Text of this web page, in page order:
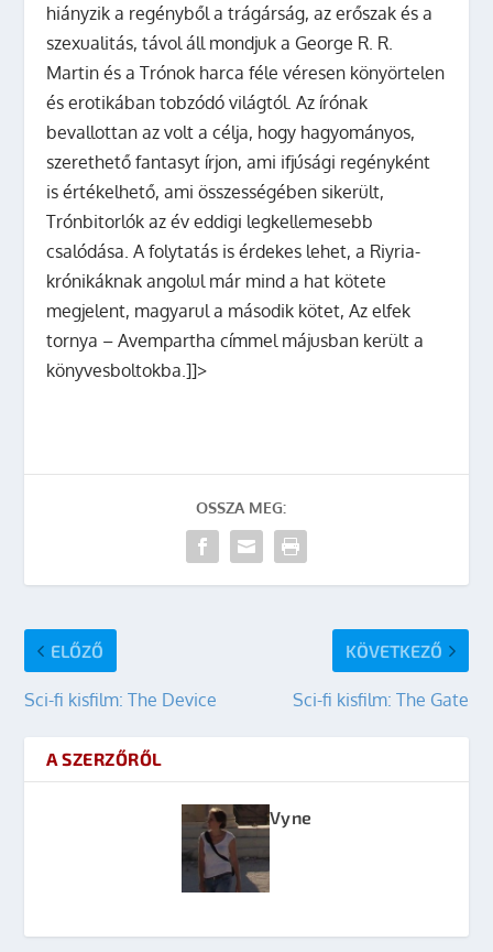
hiányzik a regényből a trágárság, az erőszak és a
szexualitás, távol áll mondjuk a George R. R.
Martin és a Trónok harca féle véresen könyörtelen
és erotikában tobzódó világtól. Az írónak
bevallottan az volt a célja, hogy hagyományos,
szerethető fantasyt írjon, ami ifjúsági regényként
is értékelhető, ami összességében sikerült,
Trónbitorlók az év eddigi legkellemesebb
csalódása. A folytatás is érdekes lehet, a Riyria-
krónikáknak angolul már mind a hat kötete
megjelent, magyarul a második kötet,Az elfek
tornya – Avempartha címmel májusban került a
könyvesboltokba.]]>
OSSZA MEG:
ELŐZŐ
Sci-fi kisfilm: The Device
KÖVETKEZŐ
Sci-fi kisfilm: The Gate
A SZERZŐRŐL
Vyne